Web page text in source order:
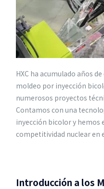
HXC ha acumulado años
moldeo por inyección
numerosos proyectos
Contamos con una
inyección bicolor y hemos
competitividad nuclear en
Introducción a los